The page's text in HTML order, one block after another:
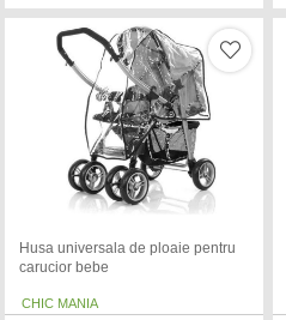
Husa universala de ploaie pentru
carucior bebe
CHIC MANIA